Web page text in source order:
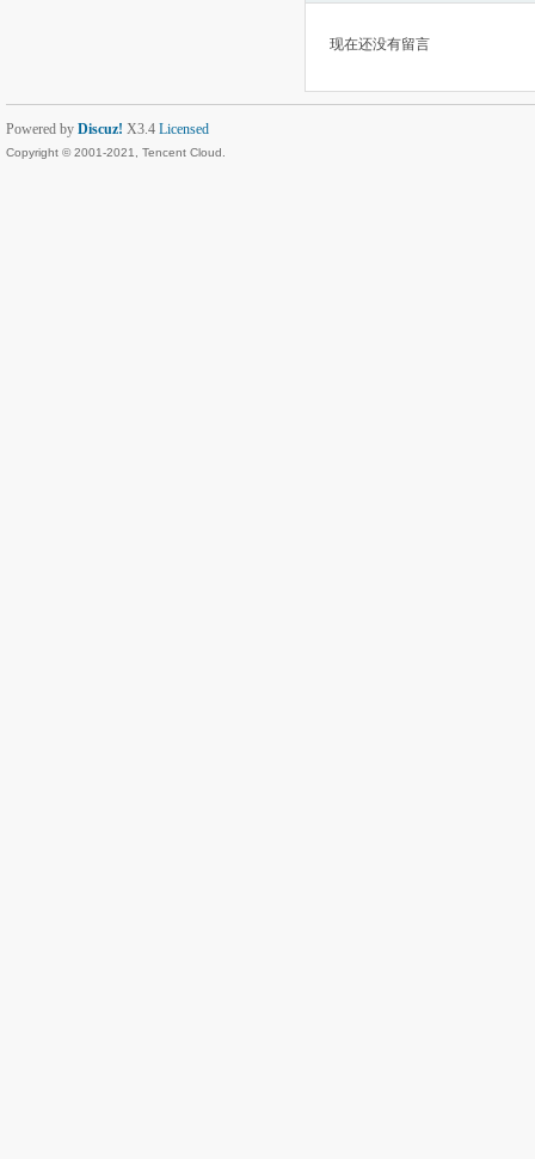
现在还没有留言
Powered by Discuz! X3.4 Licensed
Copyright © 2001-2021, Tencent Cloud.